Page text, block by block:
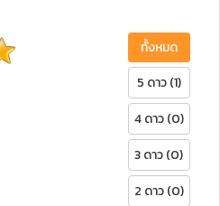
ทั้งหมด
5 ดาว (1)
4 ดาว (0)
3 ดาว (0)
2 ดาว (0)